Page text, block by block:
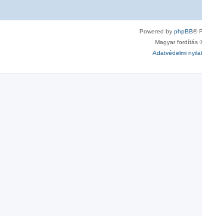
Powered by phpBB®
Magyar fordítás
Adatvédelmi